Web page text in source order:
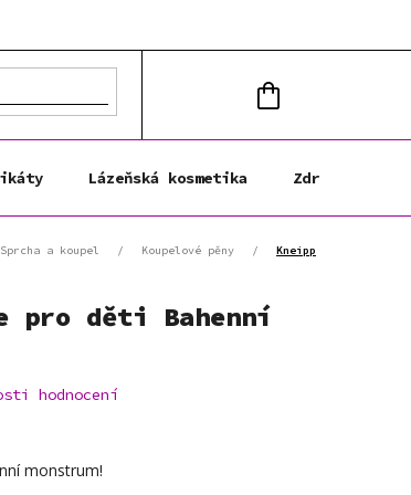
KOŠÍK
Lázeňská kosmetika Zdravá výživa
Sprcha a koupel / Koupelové pěny /
Kneipp
pro děti Bahenní
hodnocení
monstrum!